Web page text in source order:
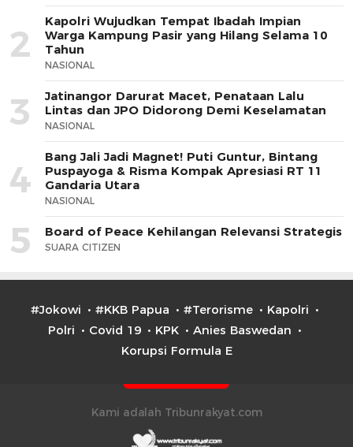
2
Kapolri Wujudkan Tempat Ibadah Impian
Warga Kampung Pasir yang Hilang Selama 10
Tahun
NASIONAL
3
Jatinangor Darurat Macet, Penataan Lalu
Lintas dan JPO Didorong Demi Keselamatan
NASIONAL
4
Bang Jali Jadi Magnet! Puti Guntur, Bintang
Puspayoga & Risma Kompak Apresiasi RT 11
Gandaria Utara
NASIONAL
5 Board of Peace Kehilangan Relevansi Strategis
SUARA CITIZEN
#Jokowi #KKB Papua #Terorisme
Kapolri
Polri
Covid 19 KPK
Anies Baswedan
Korupsi Formula E
Kami adalah Tribunrakyat.com